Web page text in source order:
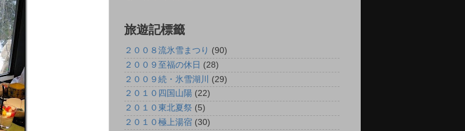
旅遊記標籤
２００８流氷雪まつり (90)
２００９至福の休日 (28)
２００９続・氷雪湖川
(29)
２０１０四国山陽 (22)
２０１０東北夏祭 (5)
２０１０極上湯宿 (30)